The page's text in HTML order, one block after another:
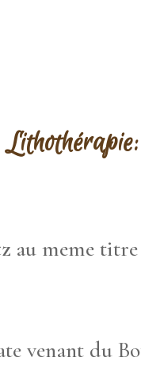
Lithothérapie:
au meme titre
venant du